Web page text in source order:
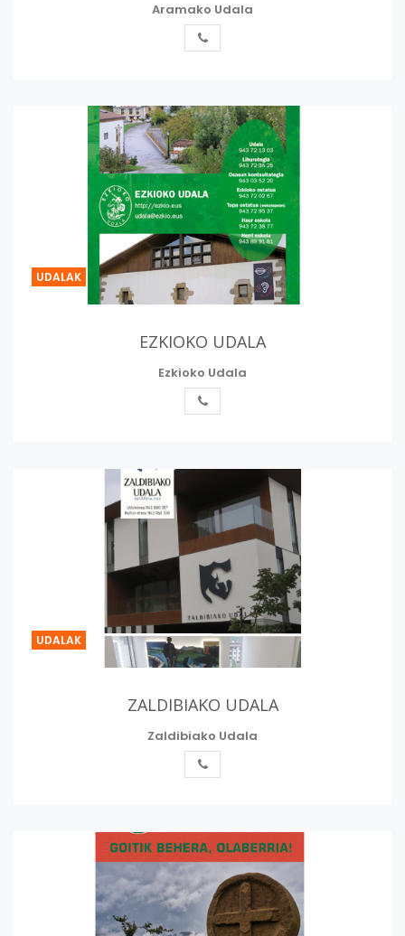
Aramako Udala
UDALAK
EZKIOKO UDALA
Ezkioko Udala
UDALAK
ZALDIBIAKO UDALA
Zaldibiako Udala